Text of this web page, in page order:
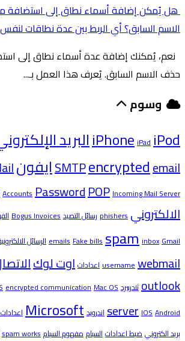
هل يُمكن إضافة أسماء نطاق إلى
الاسم السابق؟ أي الربط بين عدة نطاقات
نعم، يُمكنك إضافة عدة أسماء نطاق إلى
حذف الاسم السابق. يُعرف هذا العمل بـ...
وسوم
iPhoneiPadiPod البريد
SMTPencryptedemail ايفون
AccountsPasswordPOPIncoming Mail Server
الالكتروني phishers رسائل التصيدBogus Invoices
emailsFake billsspaminboxGmail الرسائل
usernamewebmail اعداداتاوت لوك
outlookثندربيرد encrypted communicationMac OS
serverIOSAndroid اندرويدMicrosoft
بريد الكترونيضبط اعداداتالسباممفهوم السبامspam works